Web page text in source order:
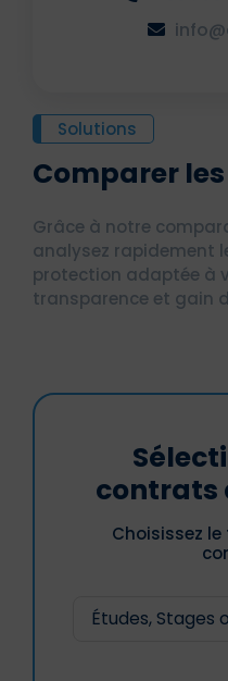
Solutions
Comparer
Grâce à notre
analysez rapidement
protection adaptée à
transparence et gain
contrats
Choisissez